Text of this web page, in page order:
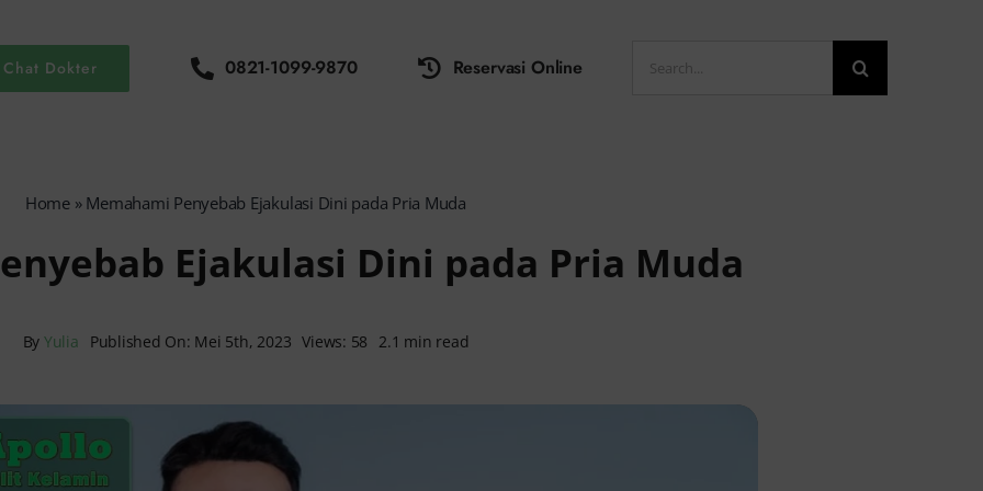
Chat Dokter 0821-1099-9870 Reservasi Online
for:
Home » Memahami Penyebab Ejakulasi Dini pada Pria Muda
Ejakulasi Dini pada Pria Muda
By Yulia Published On: Mei 5th, 2023 Views: 58 2.1 min read